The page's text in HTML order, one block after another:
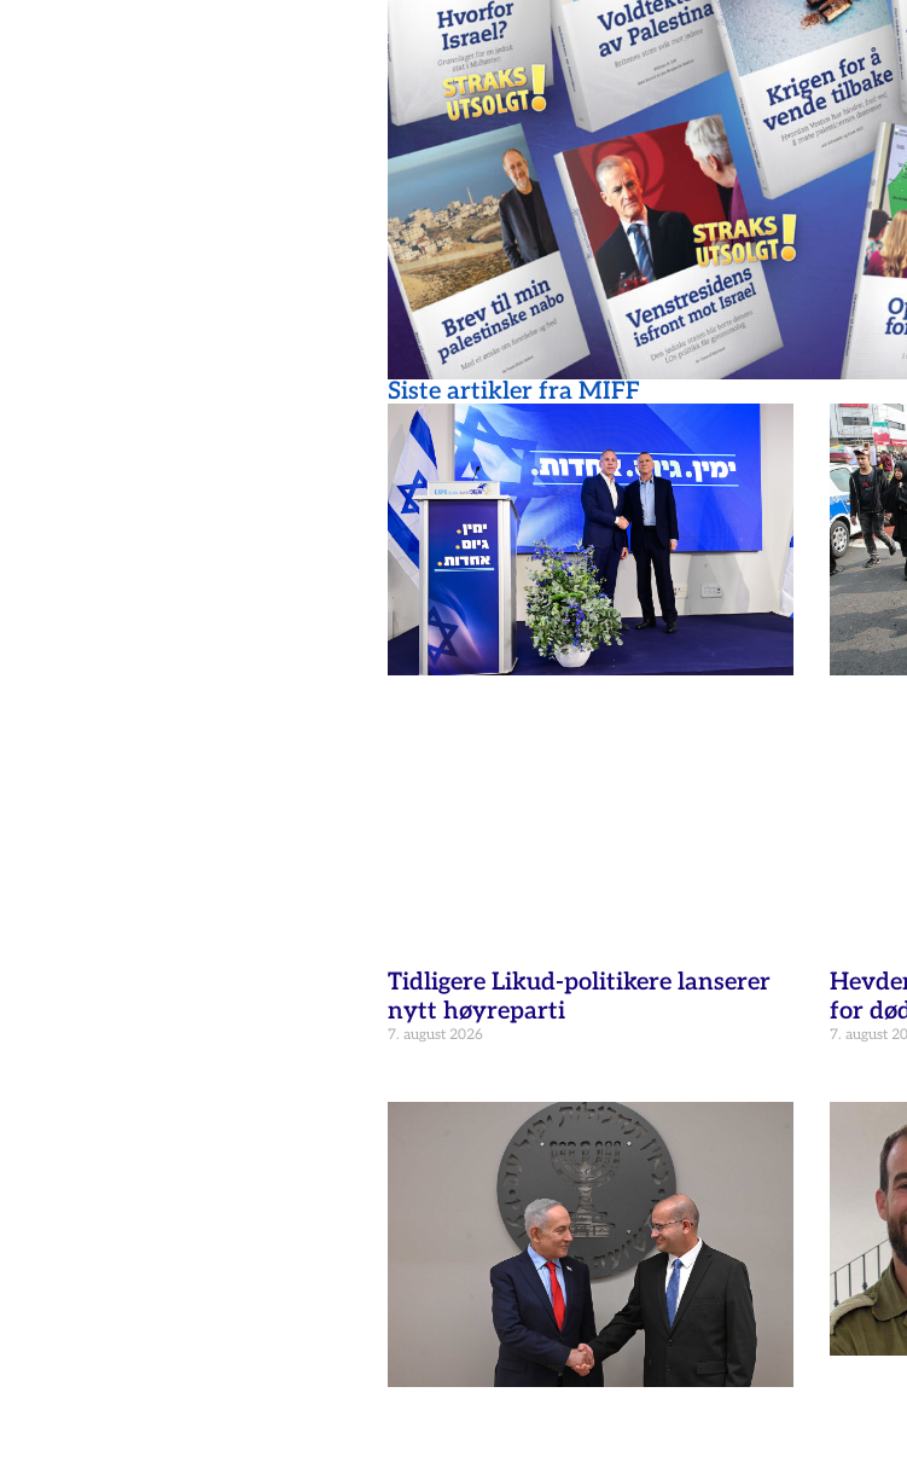
Siste artikler fra MIFF
Tidligere Likud-politikere lanserer
nytt høyreparti
7. august 2026
for
7. august